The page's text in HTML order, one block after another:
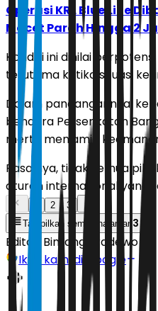
Operasi KRL Blue Line
Macet Parah Hingga 2
Kondisi ini dinilai
terutama ketika situasi
Dalam pandangannya,
bendera Perserikatan
merta menjamin
Pasalnya, tidak semua
aturan internasional yang
2
3
Tampilkan semua halaman 3
Editor: Bintang Pradewo
Ikuti kami di Google